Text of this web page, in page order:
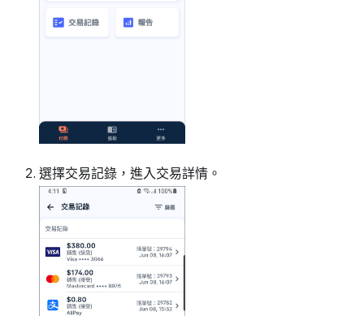
選擇交易記錄，進入交易詳情。